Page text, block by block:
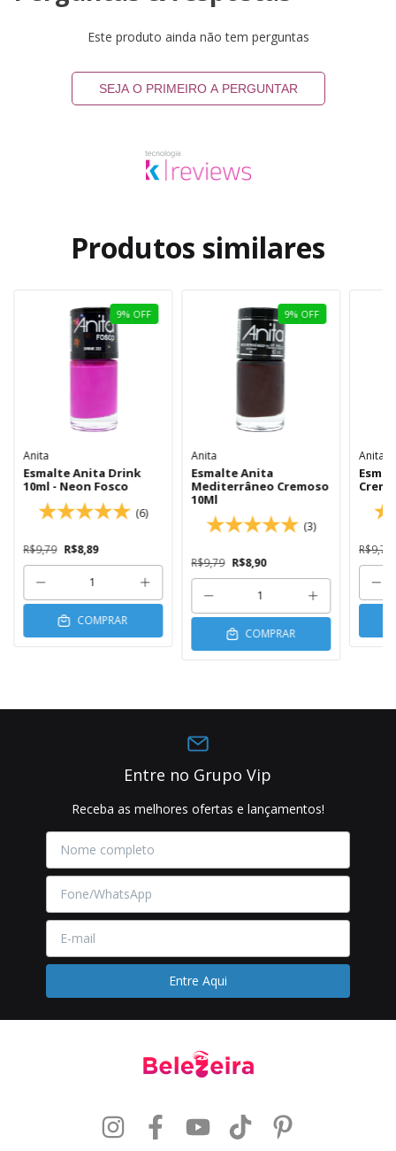
Este produto ainda não tem perguntas
SEJA O PRIMEIRO A PERGUNTAR
Produtos similares
9% OFF
Anita
Esmalte Anita Drink
10ml - Neon Fosco
(6)
R$9,79 R$8,89
COMPRAR
9% OFF
Anita
Esmalte Anita
Mediterrâneo Cremoso
10Ml
(3)
R$9,79 R$8,90
COMPRAR
Anita
R$9,79
Entre no Grupo Vip
Receba as melhores ofertas e lançamentos!